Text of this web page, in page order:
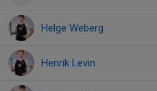
Helge Weberg
Henrik Levin